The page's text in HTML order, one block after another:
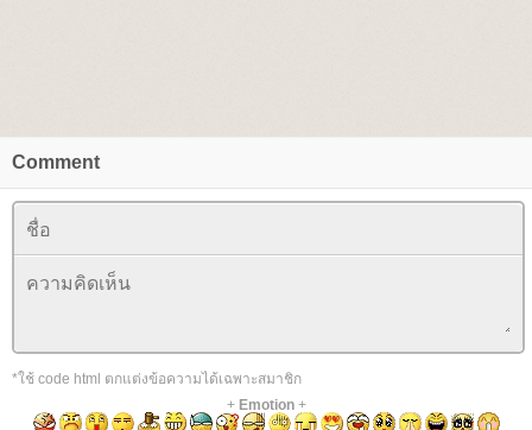
Comment
*ใช้ code html ตกแต่งข้อความได้เฉพาะสมาชิก
+ Emotion+